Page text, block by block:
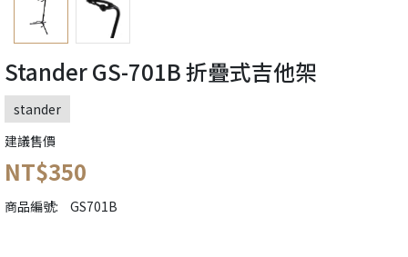
Stander GS-701B 折疊式吉他架
stander
建議售價
NT$350
商品編號: GS701B